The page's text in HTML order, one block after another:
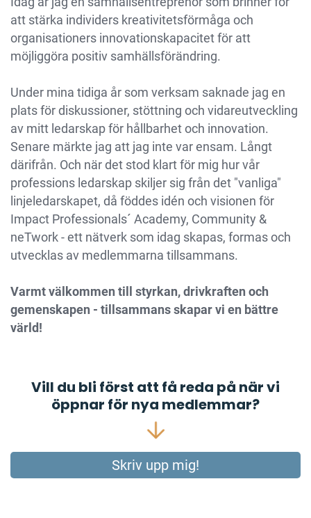
att stärka individers kreativitetsförmåga och
organisationers innovationskapacitet för att
möjliggöra positiv samhällsförändring.
Under mina tidiga år som verksam saknade jag en
plats för diskussioner, stöttning och vidareutveckling
av mitt ledarskap för hållbarhet och innovation.
Senare märkte jag att jag inte var ensam. Långt
därifrån. Och när det stod klart för mig hur vår
professions ledarskap skiljer sig från det "vanliga"
linjeledarskapet, då föddes idén och visionen för
Impact Professionals´ Academy, Community &
neTwork - ett nätverk som idag skapas, formas och
utvecklas av medlemmarna tillsammans.
Varmt välkommen till styrkan, drivkraften och
gemenskapen - tillsammans skapar vi en bättre
värld!
Vill du bli först att få reda på när vi
öppnar för nya medlemmar?
Skriv upp mig!